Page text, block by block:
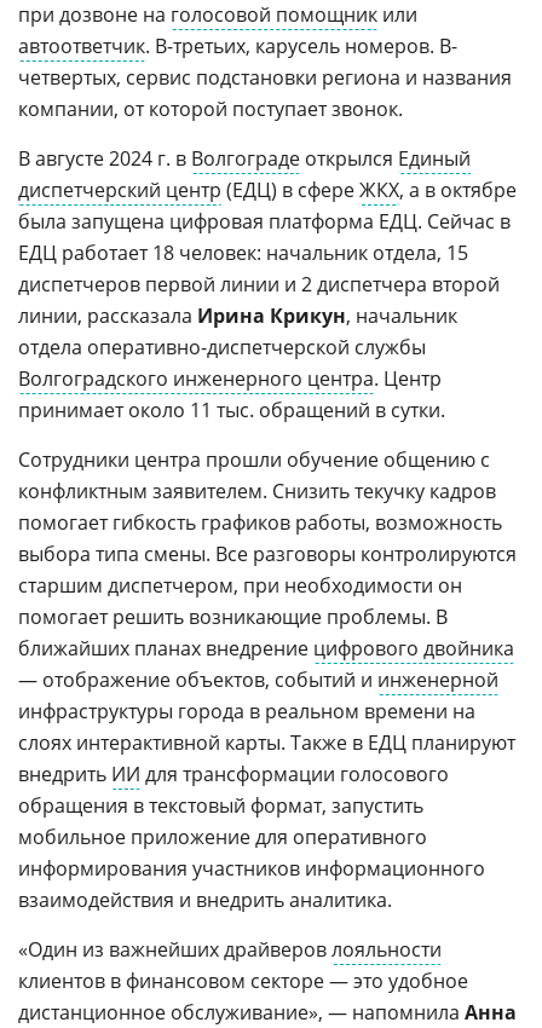
при дозвоне на голосовой помощник или
автоответчик. В-третьих, карусель номеров. В-
четвертых, сервис подстановки региона и названия
компании, от которой поступает звонок.
В августе 2024 г. в Волгограде открылся Единый
диспетчерский центр (ЕДЦ) в сфереЖКХ, а в октябре
была запущена цифровая платформа ЕДЦ. Сейчас в
ЕДЦ работает 18 человек: начальник отдела, 15
диспетчеров первой линии и 2 диспетчера второй
линии, рассказала Ирина Крикун, начальник
отдела оперативно-диспетчерской службы
Волгоградского инженерного центра. Центр
принимает около 11 тыс. обращений в сутки.
Сотрудники центра прошли обучение общению с
конфликтным заявителем. Снизить текучку кадров
помогает гибкость графиков работы, возможность
выбора типа смены. Все разговоры контролируются
старшим диспетчером, при необходимости он
помогает решить возникающие проблемы. В
ближайших планах внедрение цифрового двойника
— отображение объектов, событий и инженерной
инфраструктуры города в реальном времени на
слоях интерактивной карты. Также в ЕДЦ планируют
внедрить ИИ для трансформации голосового
обращения в текстовый формат, запустить
мобильное приложение для оперативного
информирования участников информационного
взаимодействия и внедрить аналитика.
«Один из важнейших драйверовлояльности
клиентов в финансовом секторе — это удобное
дистанционное обслуживание», — напомнила Анна